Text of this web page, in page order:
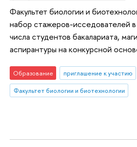
Факультет биологии и
набор стажеров-исседователей
числа студентов бакалариата,
аспирантуры на конкурсной
Образование
приглашение к участию
Факультет биологии и биотехнологии